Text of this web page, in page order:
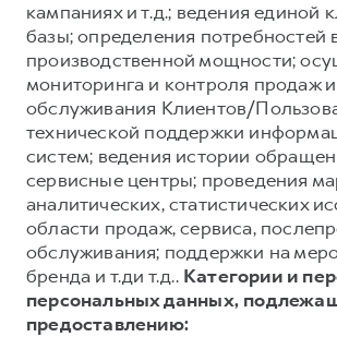
кампаниях и т.д.; ведения единой
базы; определения потребностей
производственной мощности;
мониторинга и контроля продаж и
обслуживания Клиентов/
технической поддержки
систем; ведения истории
сервисные центры; проведения
аналитических, статистических
области продаж, сервиса,
обслуживания; поддержки на
бренда и т.ди т.д.. Категории и
персональных данных,
предоставлению: